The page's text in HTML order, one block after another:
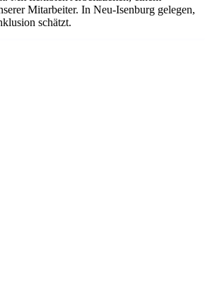
Mitarbeiter. In Neu-Isenburg gelegen,
schätzt.